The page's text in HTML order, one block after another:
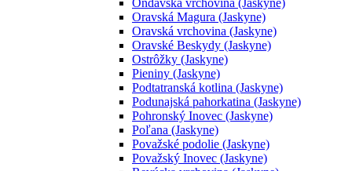
Oravská Magura (Jaskyne)
Oravská vrchovina (Jaskyne)
Oravské Beskydy (Jaskyne)
Ostrôžky (Jaskyne)
Pieniny (Jaskyne)
Podtatranská kotlina (Jaskyne)
Podunajská pahorkatina (Jaskyne)
Pohronský Inovec (Jaskyne)
Poľana (Jaskyne)
Považské podolie (Jaskyne)
Považský Inovec (Jaskyne)